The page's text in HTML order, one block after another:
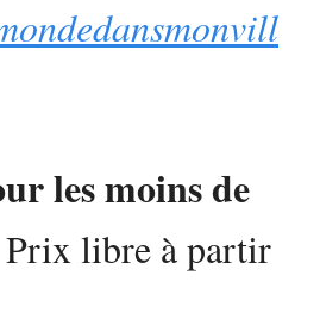
les moins de
libre à partir